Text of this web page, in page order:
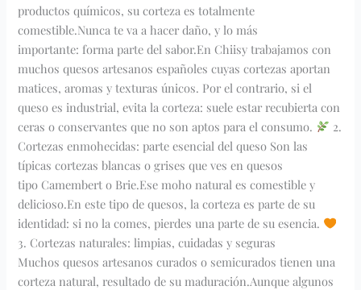
productos químicos, su corteza es totalmente
comestible.Nunca te va a hacer daño, y lo más
importante: forma parte del sabor.En Chiisy trabajamos con
muchos quesos artesanos españoles cuyas cortezas aportan
matices, aromas y texturas únicos. Por el contrario, si el
queso es industrial, evita la corteza: suele estar recubierta con
ceras o conservantes que no son aptos para el consumo.
2.
Cortezas enmohecidas: parte esencial del queso Son las
típicas cortezas blancas o grises que ves en quesos
tipo Camembert o Brie.Ese moho natural es comestible y
delicioso.En este tipo de quesos, la corteza es parte de su
identidad: si no la comes, pierdes una parte de su esencia.
3. Cortezas naturales: limpias, cuidadas y seguras
Muchos quesos artesanos curados o semicurados tienen una
corteza natural, resultado de su maduración.Aunque algunos